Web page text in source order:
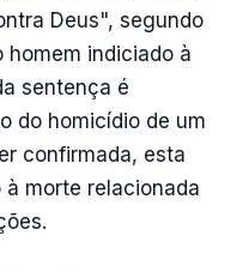
Deus", segundo
homem indiciado à
sentença é
do homicídio de um
confirmada, esta
morte relacionada